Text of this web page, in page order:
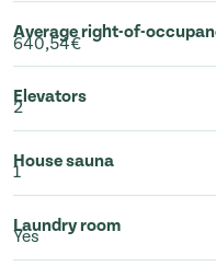
Average right-of-
640,54€
Elevators
2
House sauna
1
Laundry room
Yes